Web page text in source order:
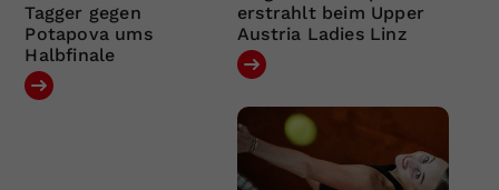
Tagger gegen
Potapova ums
Halbfinale
erstrahlt beim Upper
Austria Ladies Linz